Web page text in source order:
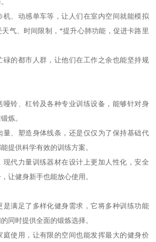
机、动感单车等，让人们在室内空间就能模拟
天气、时间限制，*提升心肺功能，促进卡路里
碌的都市人群，让他们在工作之余也能坚持规
哑铃、杠铃及各种专业训练设备，能够针对身
炼。
量、塑造身体线条，还是仅仅为了保持基础代
提供科学有效的训练方案。
现代力量训练器材在设计上更加人性化，安全
让健身新手也能放心使用。
是满足了多样化健身需求，它将多种训练功能
同时提供全面的锻炼选择。
庭使用，让有限的空间也能发挥最大的健身价